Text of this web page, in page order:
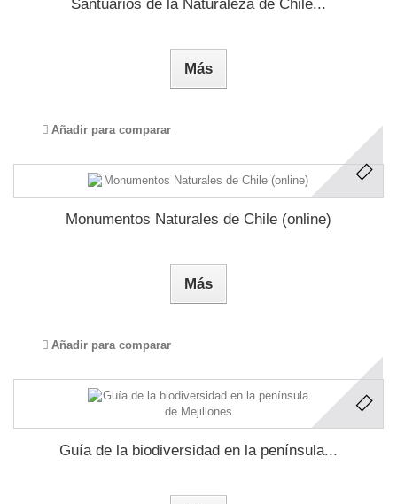
Santuarios de la Naturaleza de Chile...
Más
Añadir para comparar
Monumentos Naturales de Chile (online)
Más
Añadir para comparar
Guía de la biodiversidad en la península...